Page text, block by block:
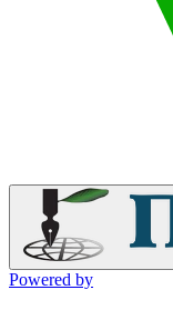
Powered by